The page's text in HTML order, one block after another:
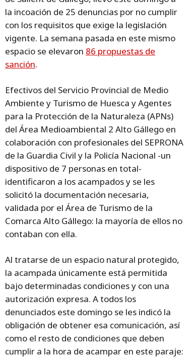
la incoación de 25 denuncias por no cumplir
con los requisitos que exige la legislación
vigente. La semana pasada en este mismo
espacio se elevaron 86 propuestas de
sanción.
Efectivos del Servicio Provincial de Medio
Ambiente y Turismo de Huesca y Agentes
para la Protección de la Naturaleza (APNs)
del Área Medioambiental 2 Alto Gállego en
colaboración con profesionales del SEPRONA
de la Guardia Civil y la Policía Nacional -un
dispositivo de 7 personas en total-
identificaron a los acampados y se les
solicitó la documentación necesaria,
validada por el Área de Turismo de la
Comarca Alto Gállego: la mayoría de ellos no
contaban con ella.
Al tratarse de un espacio natural protegido,
la acampada únicamente está permitida
bajo determinadas condiciones y con una
autorización expresa. A todos los
denunciados este domingo se les indicó la
obligación de obtener esa comunicación, así
como el resto de condiciones que deben
cumplir a la hora de acampar en este paraje: